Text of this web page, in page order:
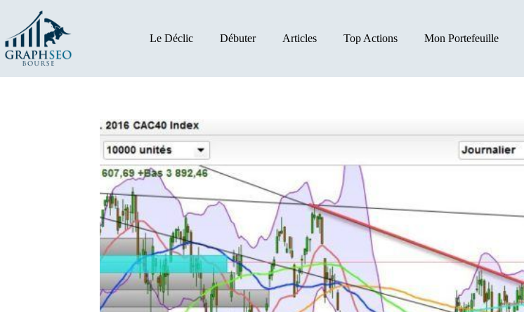
contenu
Le Déclic Débuter Articles Top Actions Mon Portefeuille